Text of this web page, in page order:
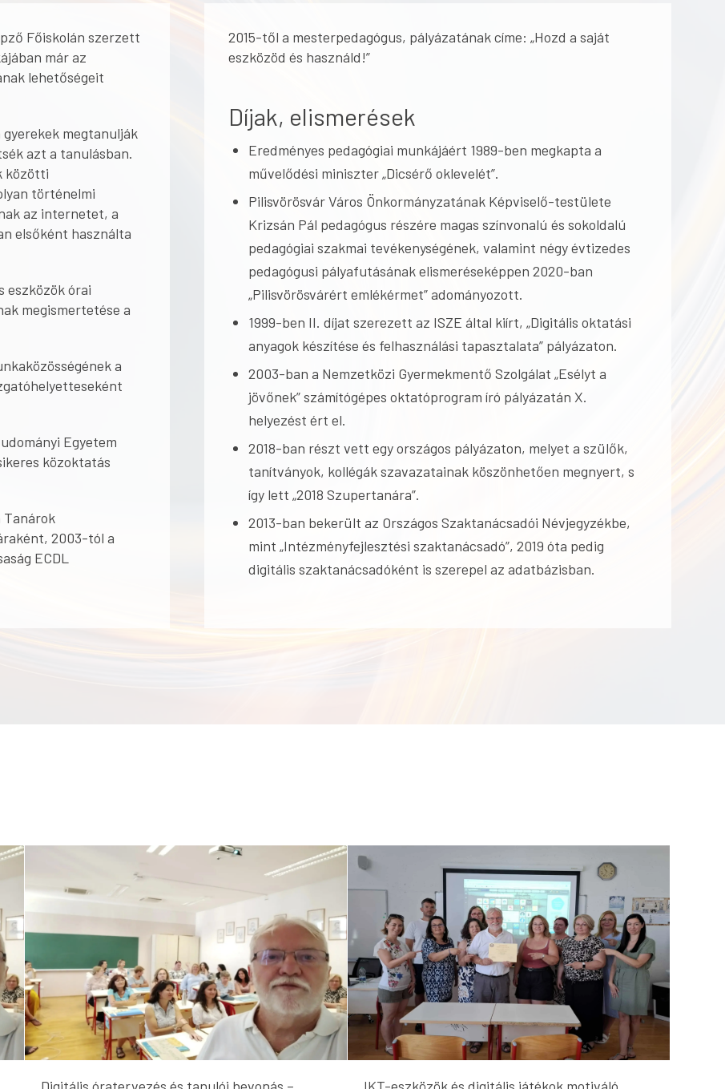
Főiskolán szerzett
már az
lehetőségeit
megtanulják
azt a tanulásban.
közötti
történelmi
az internetet, a
elsőként használta
eszközök órai
megismertetése a
a
Egyetem
közoktatás
Tanárok
2003-tól a
ECDL
2015-től a mesterpedagógus, pályázatának címe: „Hozd a saját
eszközöd és használd!”
Díjak, elismerések
Eredményes pedagógiai munkájáért 1989-ben megkapta a
művelődési miniszter „Dicsérő oklevelét”.
Pilisvörösvár Város Önkormányzatának Képviselő-testülete
Krizsán Pál pedagógus részére magas színvonalú és sokoldalú
pedagógiai szakmai tevékenységének, valamint négy évtizedes
pedagógusi pályafutásának elismeréseképpen 2020-ban
„Pilisvörösvárért emlékérmet” adományozott.
1999-ben II. díjat szerezett az ISZE által kiírt, „Digitális oktatási
anyagok készítése és felhasználási tapasztalata” pályázaton.
2003-ban a Nemzetközi Gyermekmentő Szolgálat „Esélyt a
jövőnek” számítógépes oktatóprogram író pályázatán X.
helyezést ért el.
2018-ban részt vett egy országos pályázaton, melyet a szülők,
tanítványok, kollégák szavazatainak köszönhetően megnyert, s
így lett „2018 Szupertanára”.
2013-ban bekerült az Országos Szaktanácsadói Névjegyzékbe,
mint „Intézményfejlesztési szaktanácsadó”, 2019 óta pedig
digitális szaktanácsadóként is szerepel az adatbázisban.